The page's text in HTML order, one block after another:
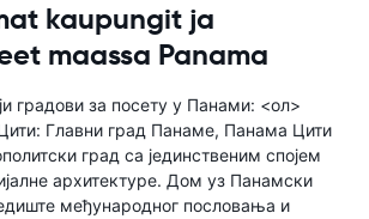
kaupungit ja
maassa Panama
градови за посету у Панами: <ол>
Главни град Панаме, Панама Цити
град са јединственим спојем
архитектуре. Дом уз Панамски
међународног пословања и